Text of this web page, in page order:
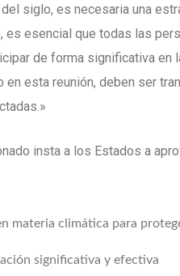
siglo, es necesaria una
es esencial que todas las
de forma significativa
en esta reunión, deben ser
insta a los Estados a
materia climática para
significativa y efectiva